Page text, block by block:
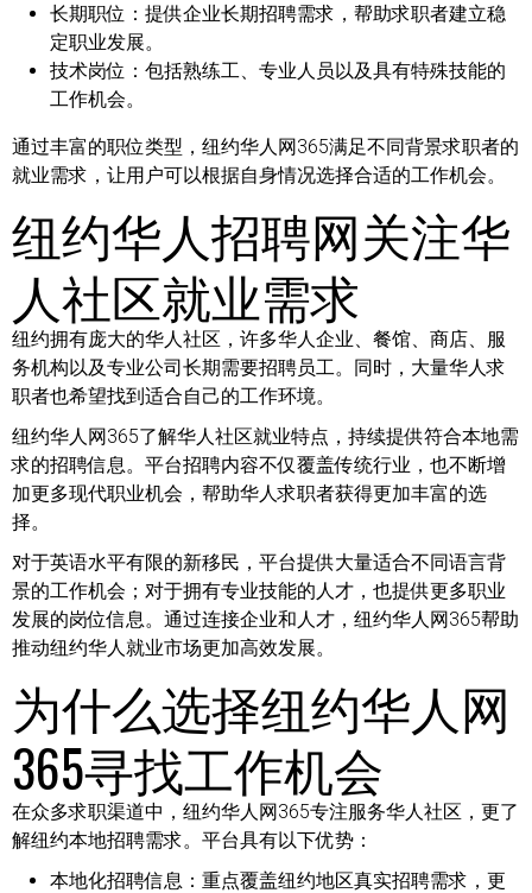
长期职位： 提供企业长期招聘需求，帮助求职者建立稳
定职业发展。
技术岗位： 包括熟练工、专业人员以及具有特殊技能的
工作机会。
通过丰富的职位类型，纽约华人网365满足不同背景求职者的
就业需求，让用户可以根据自身情况选择合适的工作机会。
纽约华人招聘网关注华
人社区就业需求
纽约拥有庞大的华人社区，许多华人企业、餐馆、商店、服
务机构以及专业公司长期需要招聘员工。同时，大量华人求
职者也希望找到适合自己的工作环境。
纽约华人网365了解华人社区就业特点，持续提供符合本地需
求的招聘信息。平台招聘内容不仅覆盖传统行业，也不断增
加更多现代职业机会，帮助华人求职者获得更加丰富的选
择。
对于英语水平有限的新移民，平台提供大量适合不同语言背
景的工作机会；对于拥有专业技能的人才，也提供更多职业
发展的岗位信息。通过连接企业和人才，纽约华人网365帮助
推动纽约华人就业市场更加高效发展。
为什么选择纽约华人网
365寻找工作机会
在众多求职渠道中，纽约华人网365专注服务华人社区，更了
解纽约本地招聘需求。平台具有以下优势：
本地化招聘信息： 重点覆盖纽约地区真实招聘需求，更